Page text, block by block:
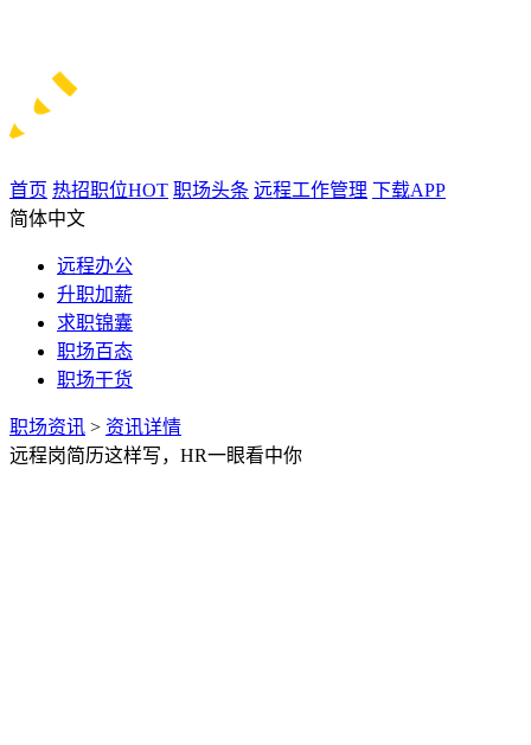
首页 热招职位HOT 职场头条 远程工作管理 下载APP
简体中文
远程办公
升职加薪
求职锦囊
职场百态
职场干货
职场资讯 > 资讯详情
远程岗简历这样写，HR一眼看中你